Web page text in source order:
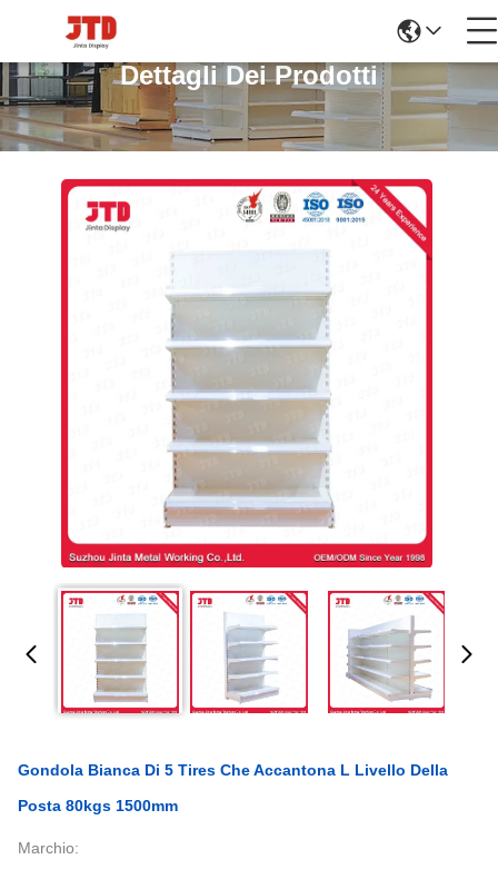
Dettagli Dei Prodotti
Gondola Bianca Di 5 Tires Che Accantona L Livello Della
Posta 80kgs 1500mm
Marchio: